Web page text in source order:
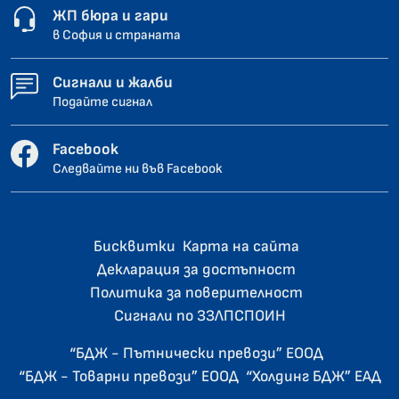
ЖП бюра и гари
в София и страната
Сигнали и жалби
Подайте сигнал
Facebook
Следвайте ни във Facebook
Бисквитки Карта на сайта
Декларация за достъпност
Политика за поверителност
Сигнали по ЗЗЛПСПОИН
“БДЖ - Пътнически превози” ЕООД
“БДЖ - Товарни превози” ЕООД “Холдинг БДЖ” ЕАД